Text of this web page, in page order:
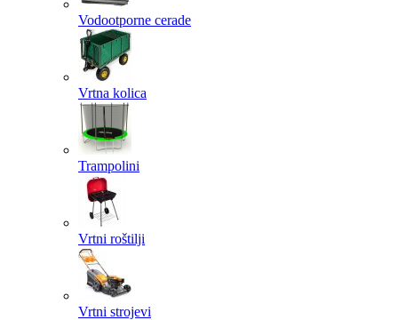
Vodootporne cerade
Vrtna kolica
Trampolini
Vrtni roštilji
Vrtni strojevi